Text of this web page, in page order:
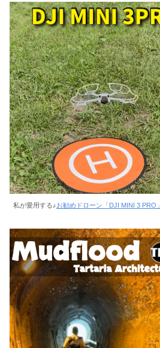
私が愛用する♪お勧めドローン「DJI MINI 3 PRO」